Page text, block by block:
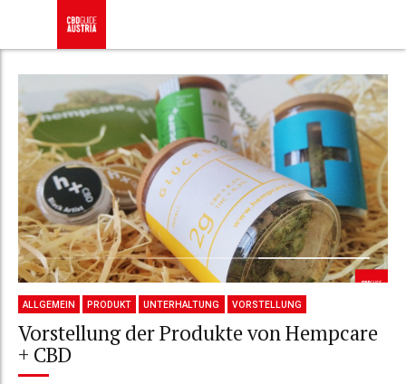
ALLGEMEIN PRODUKT UNTERHALTUNG VORSTELLUNG
Vorstellung der Produkte von Hempcare
+ CBD